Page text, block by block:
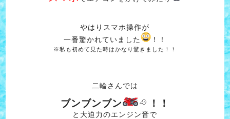
やはりスマホ操作が
一番驚かれていました
！！
※私も初めて見た時はかなり驚きました！！
二輪さんでは
ブンブンブン ！！
と大迫力のエンジン音で